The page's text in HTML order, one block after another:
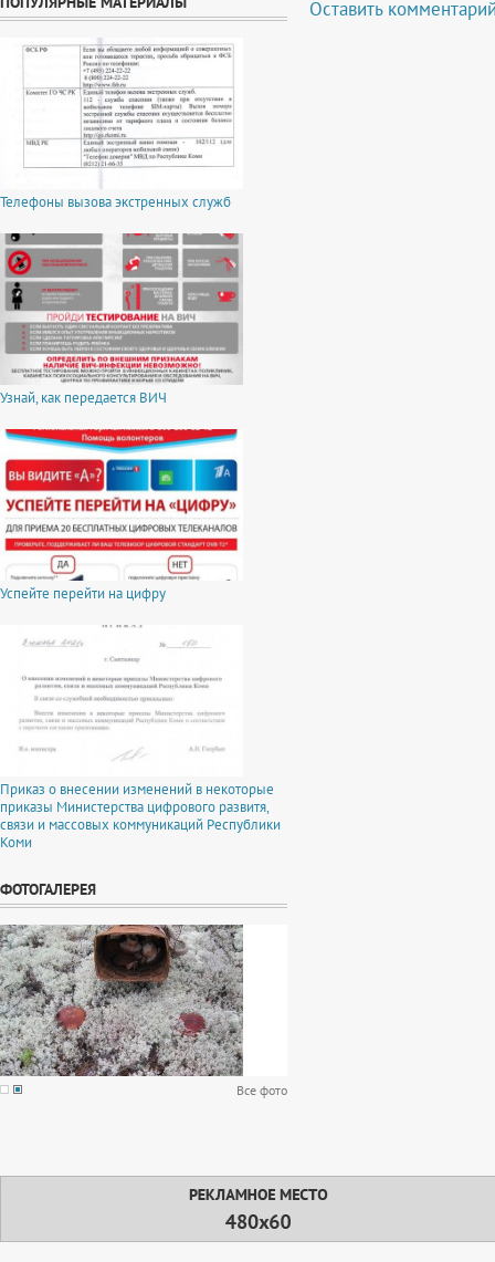
Телефоны вызова экстренных служб
Узнай, как передается ВИЧ
Успейте перейти на цифру
Приказ о внесении изменений в некоторые
приказы Министерства цифрового развитя,
связи и массовых коммуникаций Республики
Коми
ФОТОГАЛЕРЕЯ
Все фото
Оставить